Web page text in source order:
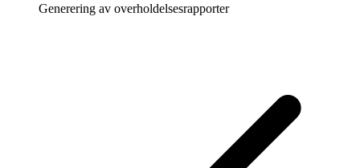
Generering av overholdelsesrapporter